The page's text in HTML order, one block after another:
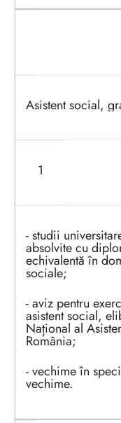
Asistent social,
1
- studii
absolvite cu
echivalentă în
sociale;
- aviz pentru
asistent social,
Național al
România;
- vechime în
vechime.